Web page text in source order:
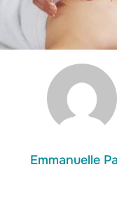
Emmanuelle